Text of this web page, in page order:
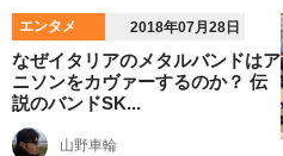
エンタメ 2018年07月28日
なぜイタリアのメタルバンドはア
ニソンをカヴァーするのか？ 伝
説のバンドSK...
山野車輪